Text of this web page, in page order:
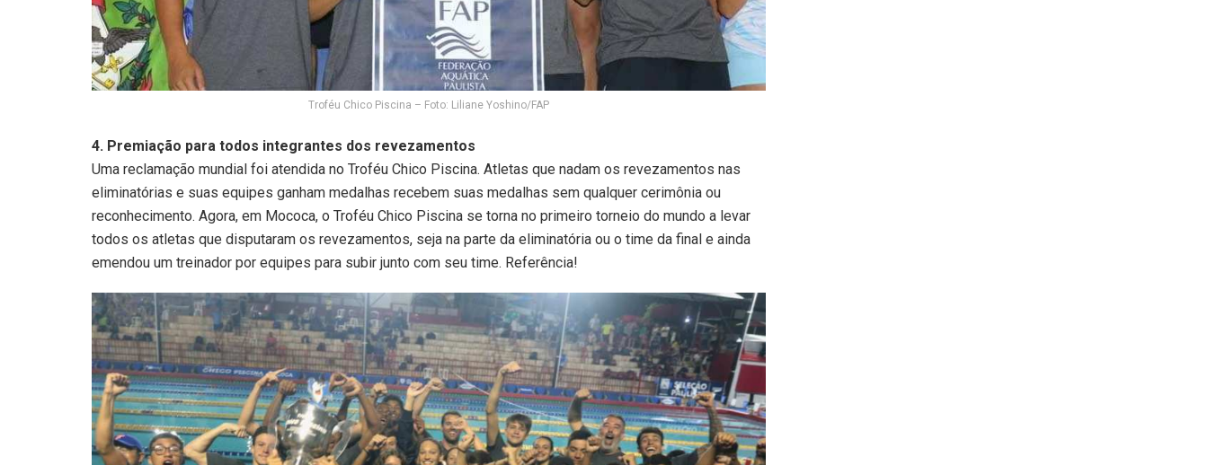
Troféu Chico Piscina – Foto: Liliane Yoshino/FAP
4. Premiação para todos integrantes dos revezamentos
Uma reclamação mundial foi atendida no Troféu Chico Piscina. Atletas que nadam os revezamentos nas
eliminatórias e suas equipes ganham medalhas recebem suas medalhas sem qualquer cerimônia ou
reconhecimento. Agora, em Mococa, o Troféu Chico Piscina se torna no primeiro torneio do mundo a levar
todos os atletas que disputaram os revezamentos, seja na parte da eliminatória ou o time da final e ainda
emendou um treinador por equipes para subir junto com seu time. Referência!